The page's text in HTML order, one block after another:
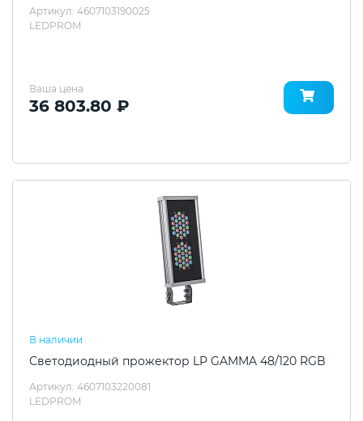
Артикул: 4607103190025
LEDPROM
Ваша цена
36 803.80 ₽
В наличии
Светодиодный прожектор LP GAMMA 48/120 RGB
Артикул: 4607103220081
LEDPROM